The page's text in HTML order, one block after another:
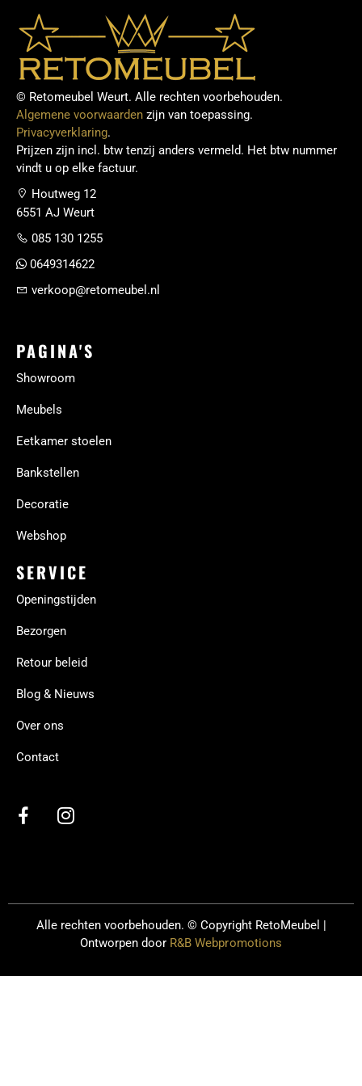
© Retomeubel Weurt. Alle rechten voorbehouden.
Algemene voorwaarden zijn van toepassing.
Privacyverklaring.
Prijzen zijn incl. btw tenzij anders vermeld. Het btw nummer
vindt u op elke factuur.
Houtweg 12
6551 AJ Weurt
085 130 1255
0649314622
verkoop@retomeubel.nl
PAGINA'S
Showroom
Meubels
Eetkamer stoelen
Bankstellen
Decoratie
Webshop
SERVICE
Openingstijden
Bezorgen
Retour beleid
Blog & Nieuws
Over ons
Contact
Alle rechten voorbehouden. © Copyright RetoMeubel |
Ontworpen door R&B Webpromotions